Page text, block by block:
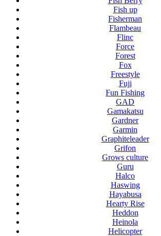
Fish up
Fisherman
Flambeau
Flinc
Force
Forest
Fox
Freestyle
Fuji
Fun Fishing
GAD
Gamakatsu
Gardner
Garmin
Graphiteleader
Grifon
Grows culture
Guru
Halco
Haswing
Hayabusa
Hearty Rise
Heddon
Heinola
Helicopter